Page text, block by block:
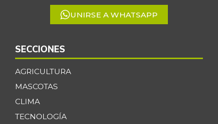
UNIRSE A WHATSAPP
SECCIONES
AGRICULTURA
MASCOTAS
CLIMA
TECNOLOGÍA